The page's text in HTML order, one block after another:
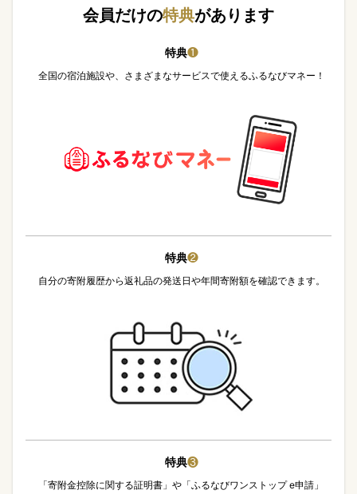
会員だけの特典があります
特典❶
全国の宿泊施設や、さまざまなサービスで使えるふるなびマネー！
特典❷
自分の寄附履歴から返礼品の発送日や年間寄附額を確認できます。
特典❸
「寄附金控除に関する証明書」や「ふるなびワンストップ e申請」